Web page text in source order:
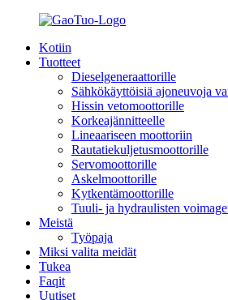
Kotiin
Tuotteet
Dieselgeneraattorille
Sähkökäyttöisiä ajoneuvoja
Hissin vetomoottorille
Korkeajännitteelle
Lineaariseen moottoriin
Rautatiekuljetusmoottorille
Servomoottorille
Askelmoottorille
Kytkentämoottorille
Tuuli- ja hydraulisten
Meistä
Työpaja
Miksi valita meidät
Tukea
Faqit
Uutiset